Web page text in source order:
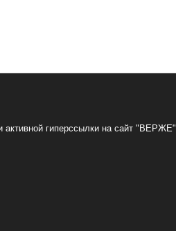
активной гиперссылки на сайт "ВЕРЖЕ"